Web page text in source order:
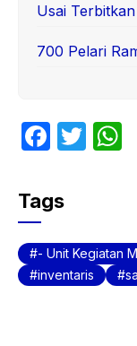
Usai
700 Pelari
F
c
e
b
o
T
Tags
- Unit Kegiatan
inventaris